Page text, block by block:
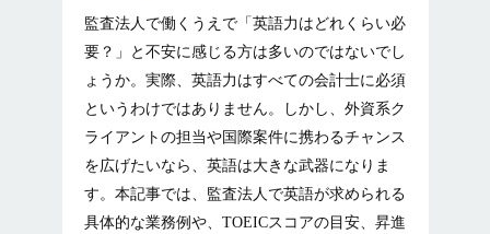
監査法人で働くうえで「英語力はどれくらい必
要？」と不安に感じる方は多いのではないでし
ょうか。実際、英語力はすべての会計士に必須
というわけではありません。しかし、外資系ク
ライアントの担当や国際案件に携わるチャンス
を広げたいなら、英語は大きな武器になりま
す。本記事では、監査法人で英語が求められる
具体的な業務例や、TOEICスコアの目安、昇進